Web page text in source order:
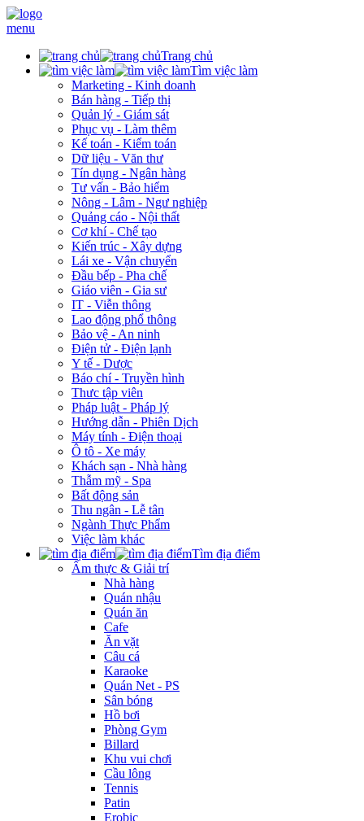
menu
Trang chủ
Tìm việc làm
Marketing - Kinh doanh
Bán hàng - Tiếp thị
Quản lý - Giám sát
Phục vụ - Làm thêm
Kế toán - Kiểm toán
Dữ liệu - Văn thư
Tín dụng - Ngân hàng
Tư vấn - Bảo hiểm
Nông - Lâm - Ngư nghiệp
Quảng cáo - Nội thất
Cơ khí - Chế tạo
Kiến trúc - Xây dựng
Lái xe - Vận chuyển
Đầu bếp - Pha chế
Giáo viên - Gia sư
IT - Viễn thông
Lao động phổ thông
Bảo vệ - An ninh
Điện tử - Điện lạnh
Y tế - Dược
Báo chí - Truyền hình
Thưc tập viên
Pháp luật - Pháp lý
Hướng dẫn - Phiên Dịch
Máy tính - Điện thoại
Ô tô - Xe máy
Khách sạn - Nhà hàng
Thẫm mỹ - Spa
Bất động sản
Thu ngân - Lễ tân
Ngành Thực Phẩm
Việc làm khác
Tìm địa điểm
Ẩm thực & Giải trí
Nhà hàng
Quán nhậu
Quán ăn
Cafe
Ăn vặt
Câu cá
Karaoke
Quán Net - PS
Sân bóng
Hồ bơi
Phòng Gym
Billard
Khu vui chơi
Cầu lông
Tennis
Patin
Erobic